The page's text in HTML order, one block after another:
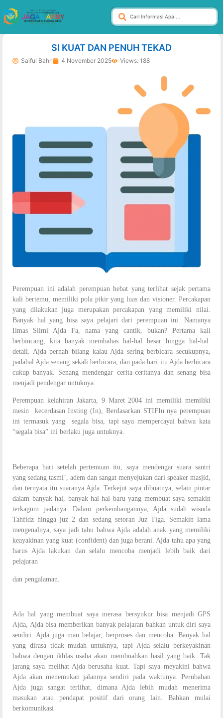
SI KUAT DAN PENUH TEKAD
Saiful Bahri 4 November 2025 Views: 188
Perempuan ini adalah perempuan hebat yang terlihat sejak pertama
kali bertemu, memiliki pola pikir yang luas dan visioner. Percakapan
yang dilakukan juga merupakan percakapan yang memiliki nilai.
Banyak hal yang bisa saya pelajari dari perempuan ini. Namanya
Ilmas Silmi Ajda Fa, nama yang cantik, bukan? Pertama kali
berbincang, kita banyak membahas hal-hal besar hingga hal-hal
detail. Ajda pernah bilang kalau Ajda sering berbicara secukupnya,
padahal Ajda senang sekali berbicara, dan pada hari itu Ajda berbicara
cukup banyak. Senang mendengar cerita-ceritanya dan senang bisa
menjadi pendengar untuknya.
Perempuan kelahiran Jakarta, 9 Maret 2004 ini memiliki memiliki
mesin kecerdasan Insting (In), Berdasarkan STIFIn nya perempuan
ini termasuk yang segala bisa, tapi saya mempercayai bahwa kata
“segala bisa” ini berlaku juga untuknya.
Beberapa hari setelah pertemuan itu, saya mendengar suara santri
yang sedang tasmi’, adem dan sangat menyejukan dari speaker masjid,
dan ternyata itu suaranya Ajda. Terkejut saya dibuatnya, selain pintar
dalam banyak hal, banyak hal-hal baru yang membuat saya semakin
terkagum padanya. Dalam perkembangannya, Ajda sudah wisuda
Tahfidz hingga juz 2 dan sedang setoran Juz Tiga. Semakin lama
mengenalnya, saya jadi tahu bahwa Ajda adalah anak yang memiliki
keayakinan yang kuat (confident) dan juga berani. Ajda tahu apa yang
harus Ajda lakukan dan selalu mencoba menjadi lebih baik dari
pelajaran
dan pengalaman.
Ada hal yang membuat saya merasa bersyukur bisa menjadi GPS
Ajda, Ajda bisa memberikan banyak pelajaran bahkan untuk diri saya
sendiri. Ajda juga mau belajar, berproses dan mencoba. Banyak hal
yang dirasa tidak mudah untuknya, tapi Ajda selalu berkeyakinan
bahwa dengan ikhlas usaha akan membuahkan hasil yang baik. Tak
jarang saya melihat Ajda berusaha kuat. Tapi saya meyakini bahwa
Ajda akan menemukan jalannya sendiri pada waktunya. Perubahan
Ajda juga sangat terlihat, dimana Ajda lebih mudah menerima
masukan atau pendapat positif dari orang lain. Bahkan mulai
berkomunikasi